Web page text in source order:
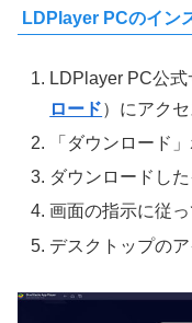
LDPlayer PCのイン
LDPlayer PC公式
ロード）にアクセ
「ダウンロード
ダウンロードし
画面の指示に従
デスクトップの